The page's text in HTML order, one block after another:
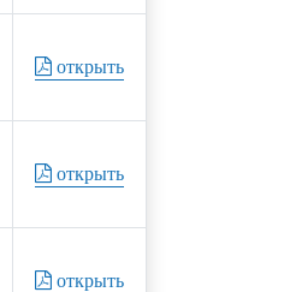
открыть
открыть
открыть